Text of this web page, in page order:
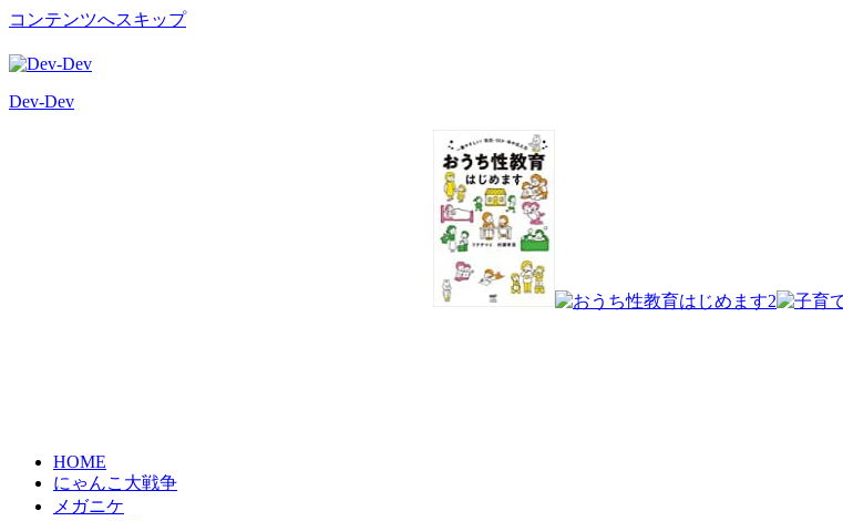
コンテンツへスキップ
Dev-Dev
HOME
にゃんこ大戦争
メガニケ